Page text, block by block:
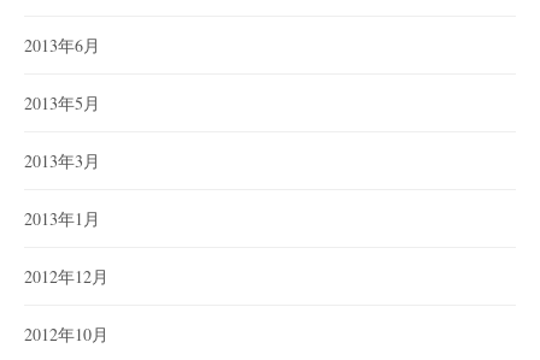
2013年6月
2013年5月
2013年3月
2013年1月
2012年12月
2012年10月